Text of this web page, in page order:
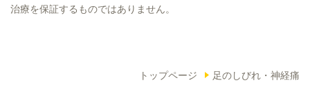
治療を保証するものではありません。
トップページ 足のしびれ・神経痛